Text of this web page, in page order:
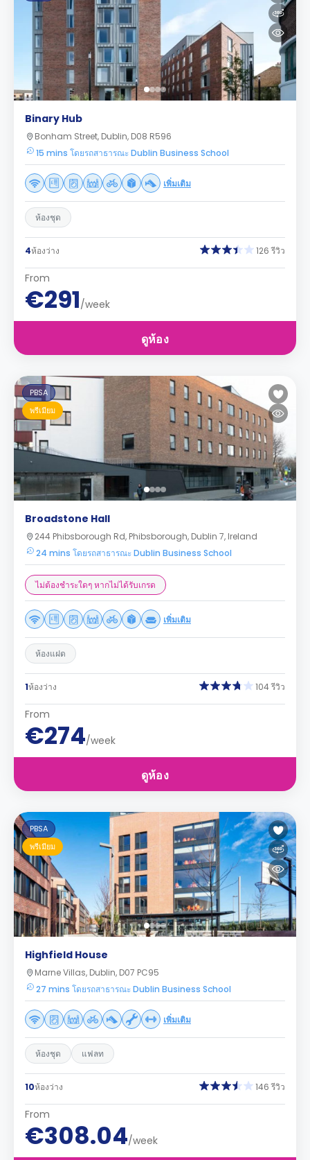
Binary Hub
Bonham Street, Dublin, D08 R596
15 mins โดยรถสาธารณะ Dublin Business School
เพิ่มเติม
ห้องชุด
4ห้องว่าง 126 รีวิว
From
€291/week
ดูห้อง
PBSA
พรีเมียม
Broadstone Hall
244 Phibsborough Rd, Phibsborough, Dublin 7, Ireland
24 mins โดยรถสาธารณะ Dublin Business School
ไม่ต้องชำระใดๆ หากไม่ได้รับเกรด
เพิ่มเติม
ห้องแฝด
1ห้องว่าง 104 รีวิว
From
€274/week
ดูห้อง
PBSA
พรีเมียม
Highfield House
Marne Villas, Dublin, D07 PC95
27 mins โดยรถสาธารณะ Dublin Business School
เพิ่มเติม
ห้องชุด แฟลท
10ห้องว่าง 146 รีวิว
From
€308.04/week